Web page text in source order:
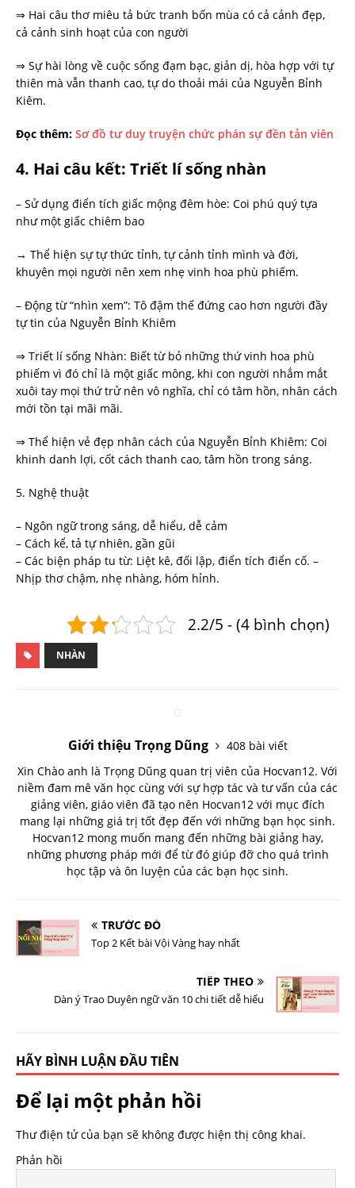
⇒ Hai câu thơ miêu tả bức tranh bốn mùa có cả cảnh đẹp,
cả cảnh sinh hoạt của con người
⇒ Sự hài lòng về cuộc sống đạm bạc, giản dị, hòa hợp với tự
thiên mà vẫn thanh cao, tự do thoải mái của Nguyễn Bỉnh
Kiêm.
Đọc thêm: Sơ đồ tư duy truyện chức phán sự đền tản viên
4. Hai câu kết: Triết lí sống nhàn
– Sử dụng điển tích giấc mộng đêm hòe: Coi phú quý tựa
như một giấc chiêm bao
→ Thể hiện sự tự thức tỉnh, tự cảnh tỉnh mình và đời,
khuyên mọi người nên xem nhẹ vinh hoa phù phiếm.
– Động từ “nhìn xem”: Tô đậm thế đứng cao hơn người đầy
tự tin của Nguyễn Bỉnh Khiêm
⇒ Triết lí sống Nhàn: Biết từ bỏ những thứ vinh hoa phù
phiếm vì đó chỉ là một giấc mông, khi con người nhắm mắt
xuôi tay mọi thứ trử nên vô nghĩa, chỉ có tâm hồn, nhân cách
mới tồn tại mãi mãi.
⇒ Thể hiện vẻ đẹp nhân cách của Nguyễn Bỉnh Khiêm: Coi
khinh danh lợi, cốt cách thanh cao, tâm hồn trong sáng.
5. Nghệ thuật
– Ngôn ngữ trong sáng, dễ hiểu, dễ cảm
– Cách kể, tả tự nhiên, gần gũi
– Các biện pháp tu từ: Liệt kê, đối lập, điển tích điển cố. –
Nhịp thơ chậm, nhẹ nhàng, hóm hỉnh.
2.2/5 - (4 bình chọn)
NHÀN
Giới thiệu Trọng Dũng
408 bài viết
Xin Chào anh là Trọng Dũng quan trị viên của Hocvan12. Với
niềm đam mê văn học cùng với sự hợp tác và tư vấn của các
giảng viên, giáo viên đã tạo nên Hocvan12 với mục đích
mang lại những giá trị tốt đẹp đến với những bạn học sinh.
Hocvan12 mong muốn mang đến những bài giảng hay,
những phương pháp mới để từ đó giúp đỡ cho quá trình
học tập và ôn luyện của các bạn học sinh.
TRƯỚC ĐÓ
Top 2 Kết bài Vội Vàng hay nhất
TIẾP THEO
Dàn ý Trao Duyên ngữ văn 10 chi tiết dễ hiểu
HÃY BÌNH LUẬN ĐẦU TIÊN
Để lại một phản hồi
Thư điện tử của bạn sẽ không được hiện thị công khai.
Phản hồi